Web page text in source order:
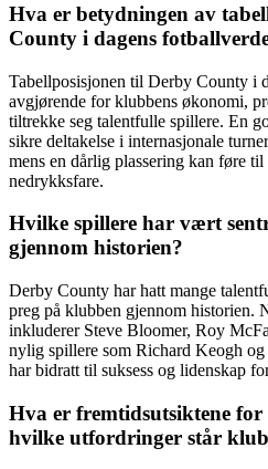
Hva er betydningen av
County i dagens
Tabellposisjonen til Derby County i
avgjørende for klubbens økonomi,
tiltrekke seg talentfulle spillere. En
sikre deltakelse i internasjonale
mens en dårlig plassering kan føre
nedrykksfare.
Hvilke spillere har vært
gjennom historien?
Derby County har hatt mange
preg på klubben gjennom historien.
inkluderer Steve Bloomer, Roy
nylig spillere som Richard Keogh
har bidratt til suksess og lidenskap
Hva er fremtidsutsiktene
hvilke utfordringer står